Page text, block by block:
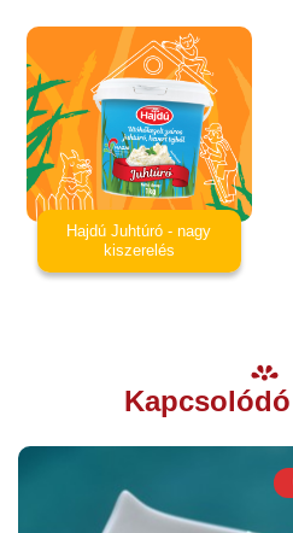
Hajdú Juhtúró - nagy
kiszerelés